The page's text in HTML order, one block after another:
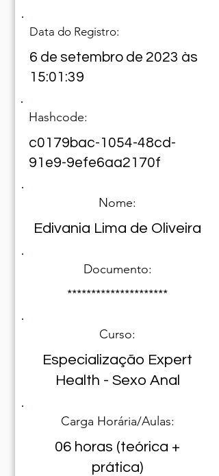
Data do Registro:
6 de setembro de 2023 às
15:01:39
Hashcode:
c0179bac-1054-48cd-
91e9-9efe6aa2170f
Nome:
Edivania Lima de Oliveira
Documento:
*********************
Curso:
Especialização Expert
Health - Sexo Anal
Carga Horária/Aulas:
06 horas (teórica +
prática)